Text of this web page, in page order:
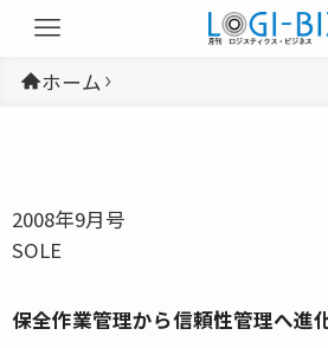
ホーム
2008年9月号
SOLE
保全作業管理から信頼性管理へ進